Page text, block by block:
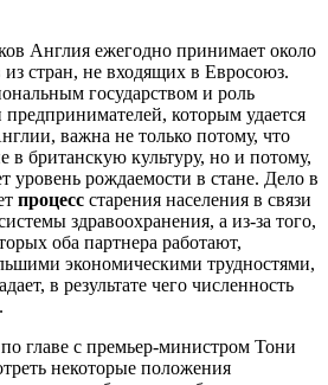
Англия ежегодно принимает около
стран, не входящих в Евросоюз.
государством и роль
которым удается
важна не только потому, что
в британскую культуру, но и потому,
уровень рождаемости в стане. Дело в
процесс старения населения в связи
здравоохранения, а из-за того,
оба партнера работают,
экономическими трудностями,
в результате чего численность
главе с премьер-министром Тони
некоторые положения